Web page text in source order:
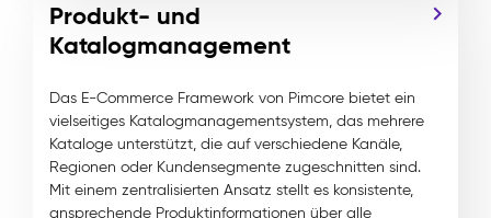
Produkt- und
Katalogmanagement
Das E-Commerce Framework von Pimcore bietet ein
vielseitiges Katalogmanagementsystem, das mehrere
Kataloge unterstützt, die auf verschiedene Kanäle,
Regionen oder Kundensegmente zugeschnitten sind.
Mit einem zentralisierten Ansatz stellt es konsistente,
ansprechende Produktinformationen über alle